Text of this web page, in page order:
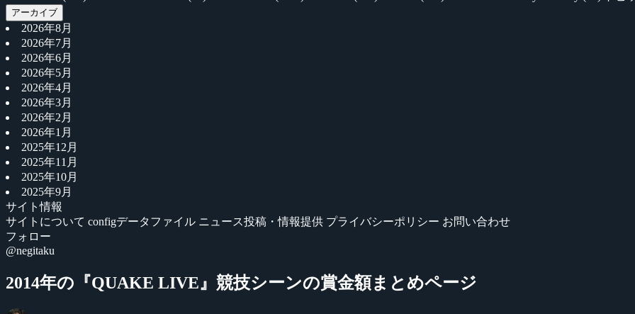
アーカイブ
2026年8月
2026年7月
2026年6月
2026年5月
2026年4月
2026年3月
2026年2月
2026年1月
2025年12月
2025年11月
2025年10月
2025年9月
サイト情報
サイトについて configデータファイル ニュース投稿・情報提供 プライバシーポリシー お問い合わせ
フォロー
@negitaku
2014年の『QUAKE LIVE』競技シーンの賞金額まとめページ